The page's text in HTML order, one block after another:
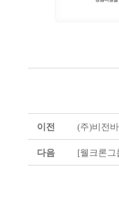
이전 (주)비전
다음 [웰크론그